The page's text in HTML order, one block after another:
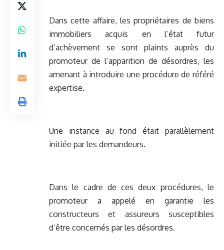
Dans cette affaire, les propriétaires de biens
immobiliers acquis en l’état futur
d’achèvement se sont plaints auprès du
promoteur de l’apparition de désordres, les
amenant à introduire une procédure de référé
expertise.
Une instance au fond était parallèlement
initiée par les demandeurs.
Dans le cadre de ces deux procédures, le
promoteur a appelé en garantie les
constructeurs et assureurs susceptibles
d’être concernés par les désordres.